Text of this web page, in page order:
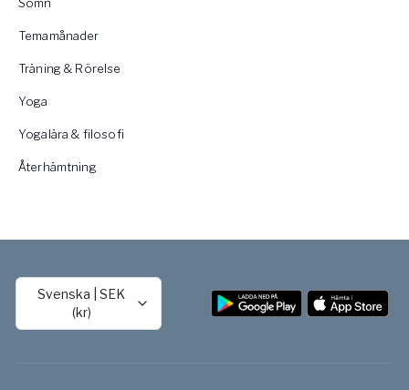
Temamånader
Träning & Rörelse
Yoga
Yogalära & filosofi
Återhämtning
Svenska |SEK
(kr)